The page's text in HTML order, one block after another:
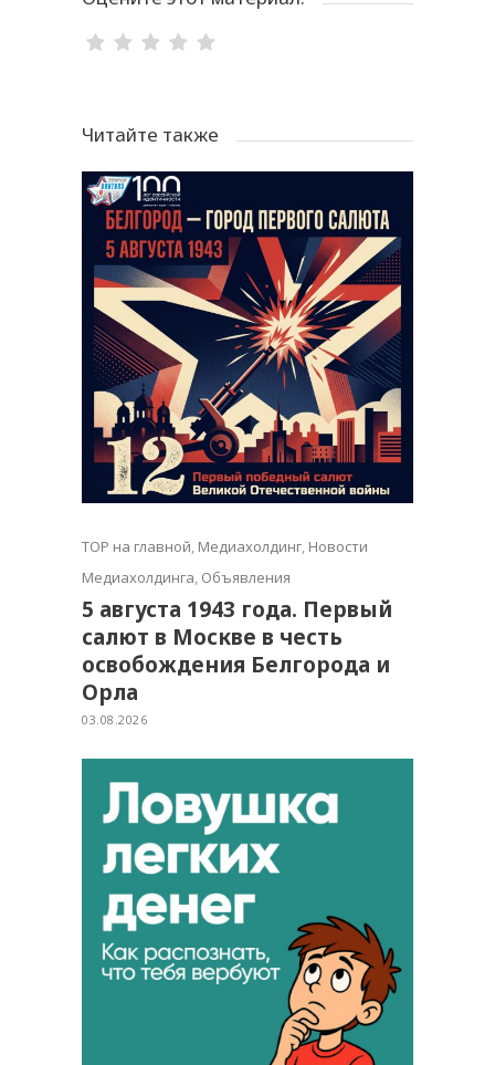
Читайте также
TOP на главной, Медиахолдинг, Новости
Медиахолдинга, Объявления
5 августа 1943 года. Первый
салют в Москве в честь
освобождения Белгорода и
Орла
03.08.2026